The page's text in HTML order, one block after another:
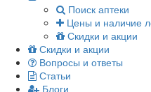
Поиск аптеки
Цены и наличие
Скидки и акции
Скидки и акции
Вопросы и ответы
Статьи
Блоги